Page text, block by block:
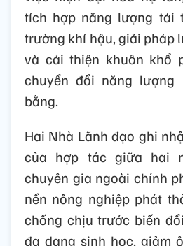
Việt Nam và Hoa Kỳ sẽ
Đồng bằng Sông Cửu
Sông Hồng, trong các lĩnh
ngành với biến đổi khí
hỗ trợ tự nguyện về kỹ
việc hiện đại hóa hạ
tích hợp năng lượng tái
trường khí hậu, giải pháp
và cải thiện khuôn khổ